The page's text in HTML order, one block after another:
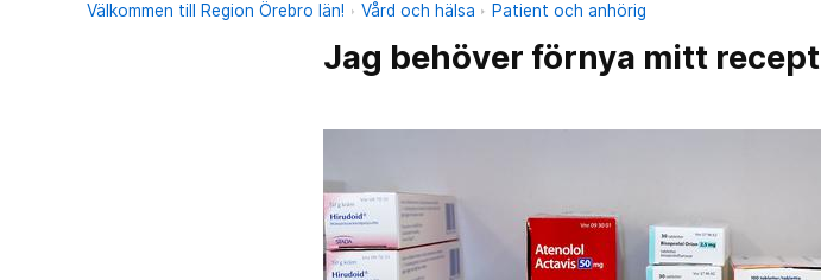
Välkommen till Region Örebro län! Vård och hälsa Patient och anhörig
Jag behöver förnya mitt recept